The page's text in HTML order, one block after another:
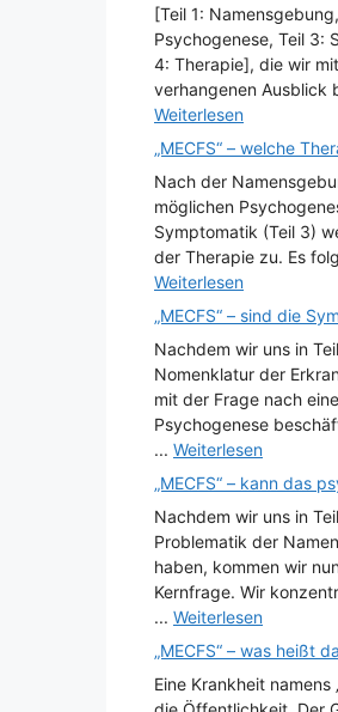
[Teil 1:
Psychogenese, Teil 3:
4: Therapie], die wir
verhangenen Ausblick
Weiterlesen
„MECFS“ – welche
Nach der
möglichen
Symptomatik (Teil 3)
der Therapie zu. Es
Weiterlesen
„MECFS“ – sind die
Nachdem wir uns in
Nomenklatur der
mit der Frage nach
Psychogenese
... Weiterlesen
„MECFS“ – kann das
Nachdem wir uns in
Problematik der
haben, kommen wir
Kernfrage. Wir
... Weiterlesen
„MECFS“ – was heißt
Eine Krankheit namens